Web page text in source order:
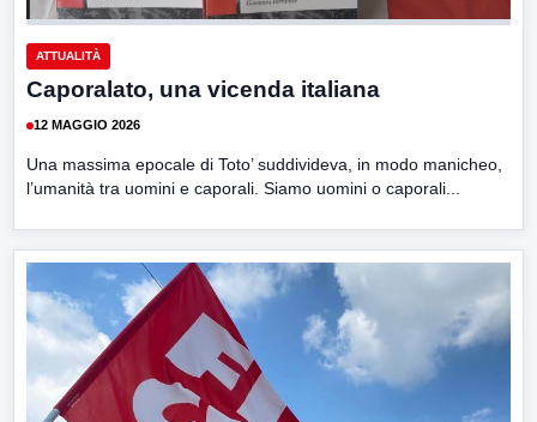
ATTUALITÀ
Caporalato, una vicenda italiana
12 MAGGIO 2026
Una massima epocale di Toto’ suddivideva, in modo manicheo,
l’umanità tra uomini e caporali. Siamo uomini o caporali...